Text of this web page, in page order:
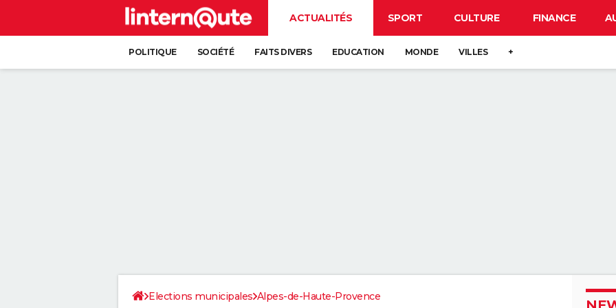
ACTUALITÉS SPORT CULTURE FINANCE
POLITIQUE SOCIÉTÉ FAITS DIVERS EDUCATION MONDE VILLES +
Elections municipales Alpes-de-Haute-Provence